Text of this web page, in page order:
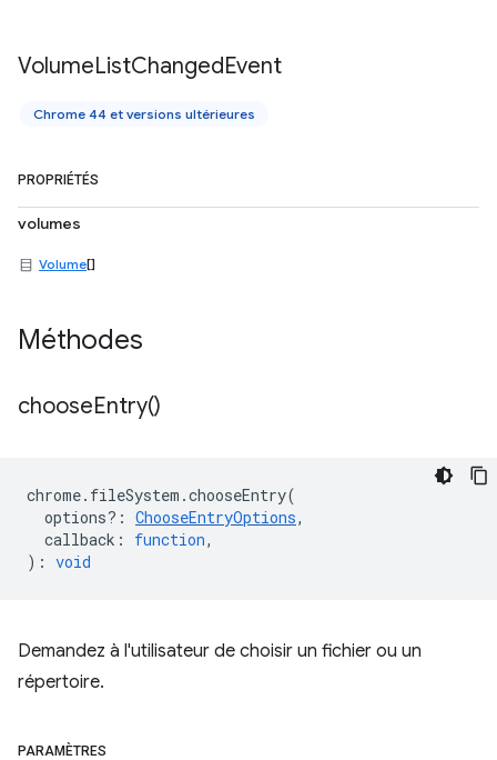
VolumeListChangedEvent
Chrome 44 et versions ultérieures
PROPRIÉTÉS
volumes
Volume[]
Méthodes
chooseEntry()
chrome. fileSystem .chooseEntry(
options? : ChooseEntryOptions,
callback : function,
) : void
Demandez à l'utilisateur de choisir un fichier ou un
répertoire.
PARAMÈTRES